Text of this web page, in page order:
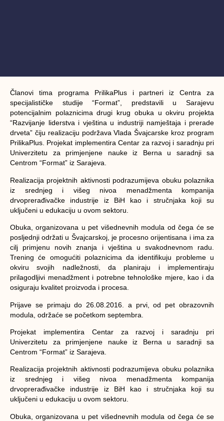
Članovi tima programa PrilikaPlus i partneri iz Centra za
specijalističke studije “Format”, predstavili u Sarajevu
potencijalnim polaznicima drugi krug obuka u okviru projekta
“Razvijanje liderstva i vještina u industriji namještaja i prerade
drveta” čiju realizaciju podržava Vlada Švajcarske kroz program
PrilikaPlus. Projekat implementira Centar za razvoj i saradnju pri
Univerzitetu za primjenjene nauke iz Berna u saradnji sa
Centrom “Format” iz Sarajeva.
Realizacija projektnih aktivnosti podrazumijeva obuku polaznika
iz srednjeg i višeg nivoa menadžmenta kompanija
drvoprerađivačke industrije iz BiH kao i stručnjaka koji su
uključeni u edukaciju u ovom sektoru.
Obuka, organizovana u pet višednevnih modula od čega će se
posljednji održati u Švajcarskoj, je procesno orijentisana i ima za
cilj primjenu novih znanja i vještina u svakodnevnom radu.
Trening će omogućiti polaznicima da identifikuju probleme u
okviru svojih nadležnosti, da planiraju i implementiraju
prilagodljivi menadžment i potrebne tehnološke mjere, kao i da
osiguraju kvalitet proizvoda i procesa.
Prijave se primaju do 26.08.2016. a prvi, od pet obrazovnih
modula, održaće se početkom septembra.
Projekat implementira Centar za razvoj i saradnju pri
Univerzitetu za primjenjene nauke iz Berna u saradnji sa
Centrom “Format” iz Sarajeva.
Realizacija projektnih aktivnosti podrazumijeva obuku polaznika
iz srednjeg i višeg nivoa menadžmenta kompanija
drvoprerađivačke industrije iz BiH kao i stručnjaka koji su
uključeni u edukaciju u ovom sektoru.
Obuka, organizovana u pet višednevnih modula od čega će se